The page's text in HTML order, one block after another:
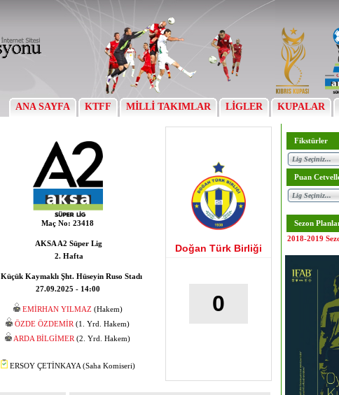
ANA SAYFA KTFF MİLLİ TAKIMLAR LİGLER KUPALAR
Maç No: 23418
AKSA A2 Süper Lig
2. Hafta
Küçük Kaymaklı Şht. Hüseyin Ruso Stadı
27.09.2025 - 14:00
EMİRHAN YILMAZ (Hakem)
ÖZDE ÖZDEMİR (1. Yrd. Hakem)
ARDA BİLGİMER (2. Yrd. Hakem)
ERSOY ÇETİNKAYA (Saha Komiseri)
Doğan Türk Birliği
0
Fikstürler
Puan
Sezon
2018-2019